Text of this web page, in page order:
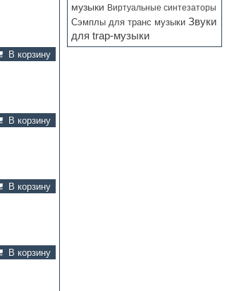
В корзину
В корзину
В корзину
В корзину
музыки Виртуальные синтезаторы
Сэмплы для транс музыки Звуки
для trap-музыки